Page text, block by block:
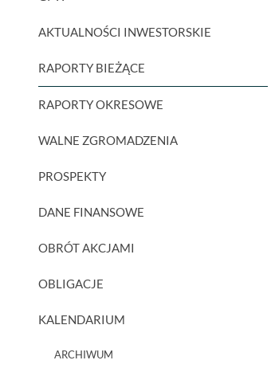
AKTUALNOŚCI INWESTORSKIE
RAPORTY BIEŻĄCE
RAPORTY OKRESOWE
WALNE ZGROMADZENIA
PROSPEKTY
DANE FINANSOWE
OBRÓT AKCJAMI
OBLIGACJE
KALENDARIUM
ARCHIWUM